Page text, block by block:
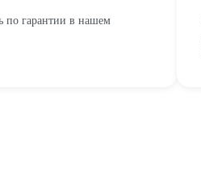
по гарантии в нашем